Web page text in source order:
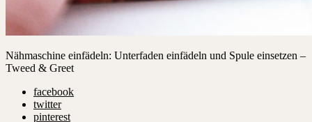
Nähmaschine einfädeln: Unterfaden einfädeln und Spule einsetzen –
Tweed & Greet
facebook
twitter
pinterest